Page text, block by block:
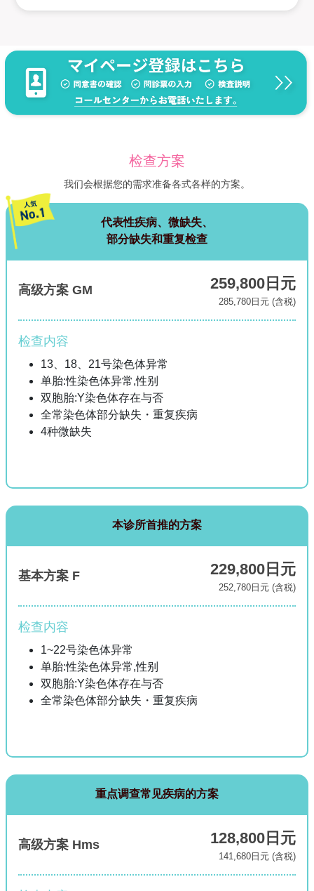
检查方案
我们会根据您的需求准备各式各样的方案。
代表性疾病、微缺失、
部分缺失和重复检查
高级方案 GM 259,800日元
285,780日元 (含税)
检查内容
13、18、21号染色体异常
单胎:性染色体异常,性别
双胞胎:Y染色体存在与否
全常染色体部分缺失・重复疾病
4种微缺失
本诊所首推的方案
基本方案 F 229,800日元
252,780日元 (含税)
检查内容
1~22号染色体异常
单胎:性染色体异常,性别
双胞胎:Y染色体存在与否
全常染色体部分缺失・重复疾病
重点调查常见疾病的方案
高级方案 Hms 128,800日元
141,680日元 (含税)